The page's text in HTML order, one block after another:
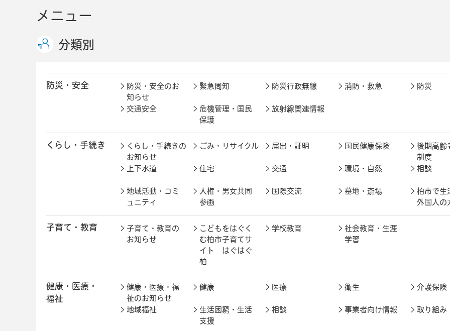
メニュー
分類別
防災・安全
防災・安全のお
知らせ
緊急周知 防災行政無線 消防・救急 防災
交通安全
危機管理・国民
保護
放射線関連情報
くらし・手続き
くらし・手続きの
お知らせ
ごみ・リサイクル 届出・証明 国民健康保険
後期高齢
制度
上下水道 住宅 交通 環境・自然 相談
地域活動・コミ
ュニティ
人権・男女共同
参画
国際交流 墓地・斎場
柏市で生
外国人の
子育て・教育
子育て・教育の
お知らせ
こどもをはぐく
む柏市子育てサ
イト はぐはぐ
柏
学校教育
社会教育・生涯
学習
健康・医療・
福祉
健康・医療・福
祉のお知らせ
健康 医療 衛生 介護保険
地域福祉
生活困窮・生活
支援
相談 事業者向け情報 取り組み